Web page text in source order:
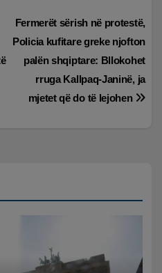
Fermerët sërish në protestë,
Policia kufitare greke njofton
palën shqiptare: Bllokohet
rruga Kallpaq-Janinë, ja
mjetet që do të lejohen